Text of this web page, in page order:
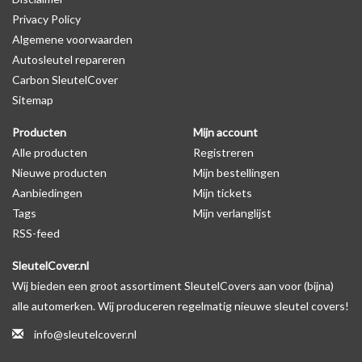
op de productfoto te kijken of er een logo zichtbaar is.
Levering
Voor 16:00 besteld = Dezelfde dag verzonden
Verzending naar België: 1/3 werkdagen
Specificaties
Merk: SleutelCover
Geschikt voor: Land Rover
Gewicht: 20g
Materiaal: Siliconen
Geschikt voor o.a. de volgende modellen:
* Afhankelijk van het bouwjaar
voorbeeld in de productfoto's
Privacy Policy
Algemene voorwaarden
Autosleutel repareren
Carbon SleutelCover
Sitemap
Producten
Alle producten
Nieuwe producten
Aanbiedingen
Tags
RSS-feed
Mijn account
Registreren
Mijn bestellingen
Mijn tickets
Mijn verlanglijst
SleutelCover.nl
Wij bieden een groot assortiment SleutelCovers aan voor (bijna)
alle automerken. Wij produceren regelmatig nieuwe sleutel covers!
info@sleutelcover.nl